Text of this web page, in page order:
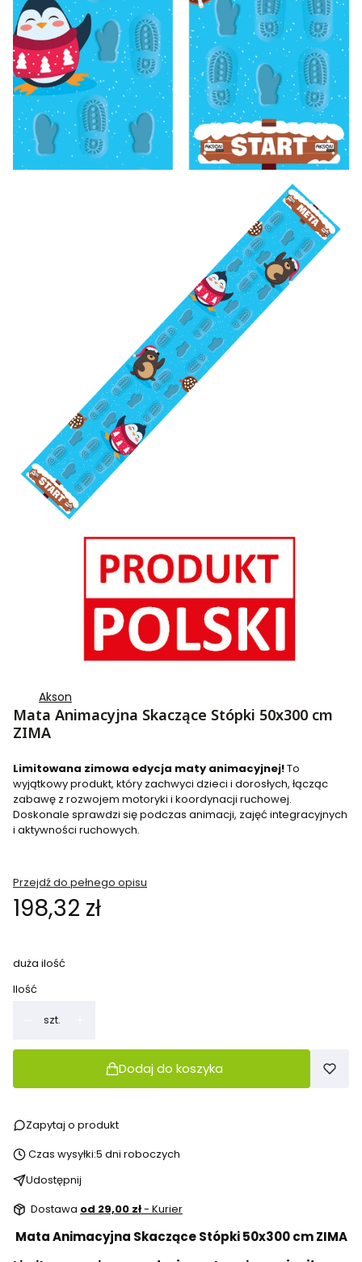
Akson
Mata Animacyjna Skaczące Stópki 50x300 cm
ZIMA
Limitowana zimowa edycja maty animacyjnej!To
wyjątkowy produkt, który zachwyci dzieci i dorosłych, łącząc
zabawę z rozwojem motoryki i koordynacji ruchowej.
Doskonale sprawdzi się podczas animacji, zajęć integracyjnych
i aktywności ruchowych.
Przejdź do pełnego opisu
Cena
198,32 zł
duża ilość
Ilość
szt.
Dodaj do koszyka
Zapytaj o produkt
Czas wysyłki:5 dni roboczych
Udostępnij
Dostawa od 29,00 zł- Kurier
Mata Animacyjna Skaczące Stópki 50x300 cm ZIMA